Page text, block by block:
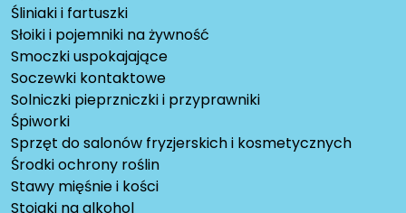
Śliniaki i fartuszki
Słoiki i pojemniki na żywność
Smoczki uspokajające
Soczewki kontaktowe
Solniczki pieprzniczki i przyprawniki
Śpiworki
Sprzęt do salonów fryzjerskich i kosmetycznych
Środki ochrony roślin
Stawy mięśnie i kości
Stojaki na alkohol